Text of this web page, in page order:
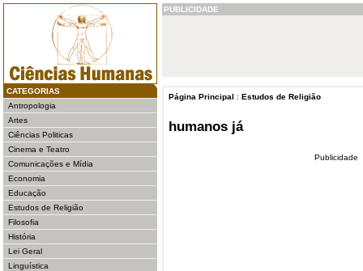
CATEGORIAS
Antropologia
Artes
Ciências Politicas
Cinema e Teatro
Comunicações e Mídia
Economia
Educação
Estudos de Religião
Filosofia
História
Lei Geral
Linguística
PUBLICIDADE
Página Principal : Estudos de Religião
humanos já
Publicidade